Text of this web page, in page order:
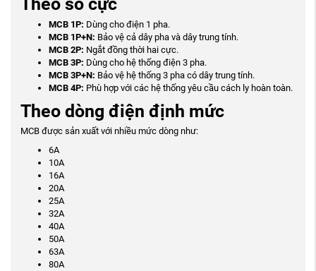
Theo số cực
MCB 1P: Dùng cho điện 1 pha.
MCB 1P+N: Bảo vệ cả dây pha và dây trung tính.
MCB 2P: Ngắt đồng thời hai cực.
MCB 3P: Dùng cho hệ thống điện 3 pha.
MCB 3P+N: Bảo vệ hệ thống 3 pha có dây trung tính.
MCB 4P: Phù hợp với các hệ thống yêu cầu cách ly hoàn toàn.
Theo dòng điện định mức
MCB được sản xuất với nhiều mức dòng như:
6A
10A
16A
20A
25A
32A
40A
50A
63A
80A